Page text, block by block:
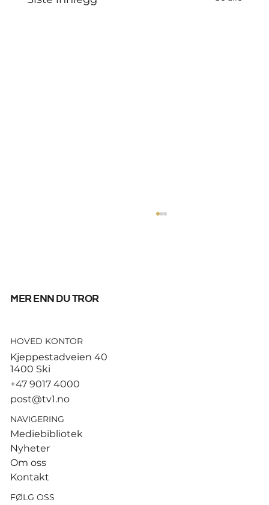
God start for de norske
Hamburg
mer enn du tror
HOVED KONTOR
Kjeppestadveien 40
1400 Ski
+47 9017 4000
post@tv1.no
NAVIGERING
Mediebibliotek
Nyheter
Om oss
Kontakt
FØLG OSS